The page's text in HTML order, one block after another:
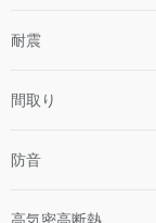
耐震
間取り
防音
高気密高断熱